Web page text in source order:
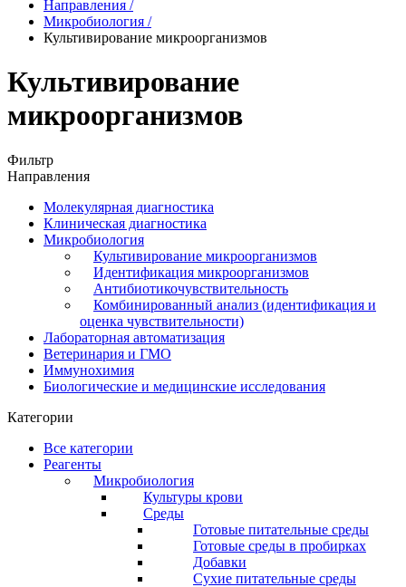
Направления /
Микробиология /
Культивирование микроорганизмов
Культивирование
микроорганизмов
Фильтр
Направления
Молекулярная диагностика
Клиническая диагностика
Микробиология
Культивирование микроорганизмов
Идентификация микроорганизмов
Антибиотикочувствительность
Комбинированный анализ (идентификация и
оценка чувствительности)
Лабораторная автоматизация
Ветеринария и ГМО
Иммунохимия
Биологические и медицинские исследования
Категории
Все категории
Реагенты
Микробиология
Культуры крови
Среды
Готовые питательные среды
Готовые среды в пробирках
Добавки
Сухие питательные среды